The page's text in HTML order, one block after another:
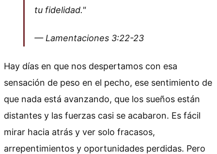
tu fidelidad."
— Lamentaciones 3:22-23
Hay días en que nos despertamos con esa
sensación de peso en el pecho, ese sentimiento de
que nada está avanzando, que los sueños están
distantes y las fuerzas casi se acabaron. Es fácil
mirar hacia atrás y ver solo fracasos,
arrepentimientos y oportunidades perdidas. Pero